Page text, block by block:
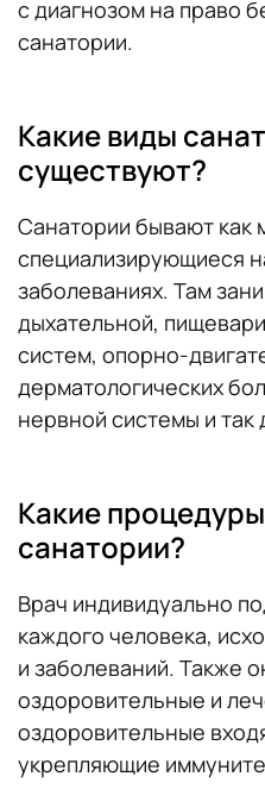
с диагнозом на право
санатории.
Какие виды
существуют?
Санатории бывают как
специализирующиеся
заболеваниях. Там
дыхательной,
систем, опорно-
дерматологических
нервной системы и так
Какие
санатории?
Врач индивидуально
каждого человека,
и заболеваний. Также
оздоровительные и
оздоровительные
укрепляющие